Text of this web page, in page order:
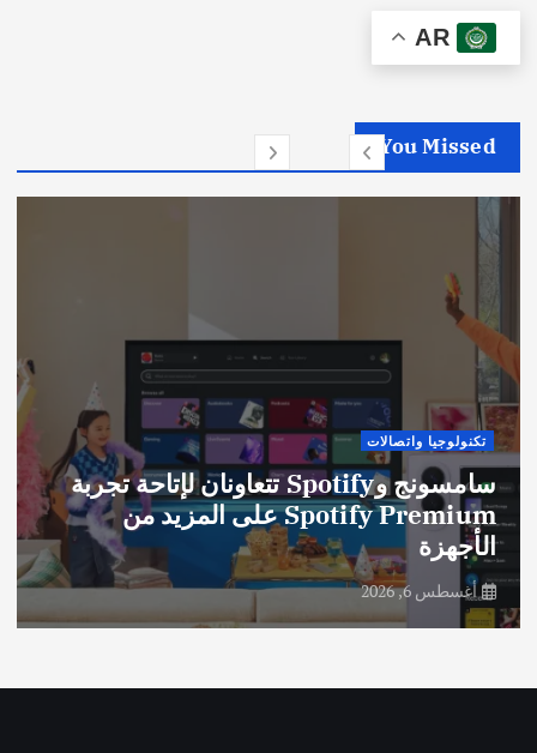
AR
You Missed
تكنولوجيا واتصالات
سامسونج وSpotify تتعاونان لإتاحة تجربة
Spotify Premium على المزيد من
الأجهزة
أغسطس 6, 2026